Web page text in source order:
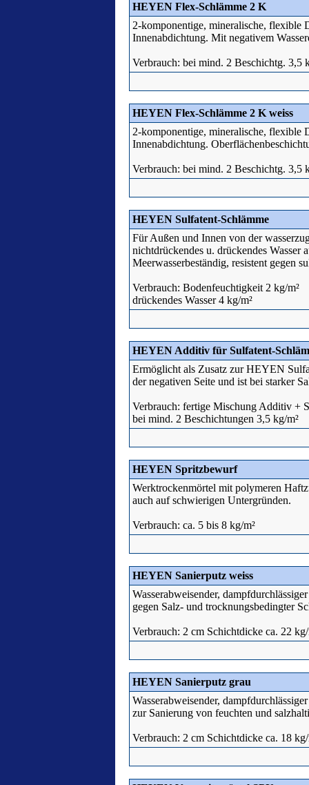
HEYEN Flex-Schlämme 2 K
2-komponentige, mineralische, flexible
Innenabdichtung. Mit negativem
Verbrauch: bei mind. 2 Beschichtg. 3,5
HEYEN Flex-Schlämme 2 K weiss
2-komponentige, mineralische, flexible
Innenabdichtung.
Verbrauch: bei mind. 2 Beschichtg. 3,5
HEYEN Sulfatent-Schlämme
Für Außen und Innen von der
nichtdrückendes u. drückendes Wasser
Meerwasserbeständig, resistent gegen
Verbrauch: Bodenfeuchtigkeit 2 kg/m²
drückendes Wasser 4 kg/m²
HEYEN Additiv für Sulfatent-
Ermöglicht als Zusatz zur HEYEN
der negativen Seite und ist bei starker
Verbrauch: fertige Mischung Additiv +
bei mind. 2 Beschichtungen 3,5 kg/m²
HEYEN Spritzbewurf
Werktrockenmörtel mit polymeren
auch auf schwierigen Untergründen.
Verbrauch: ca. 5 bis 8 kg/m²
HEYEN Sanierputz weiss
Wasserabweisender,
gegen Salz- und trocknungsbedingter
Verbrauch: 2 cm Schichtdicke ca. 22 kg/
HEYEN Sanierputz grau
Wasserabweisender,
zur Sanierung von feuchten und
Verbrauch: 2 cm Schichtdicke ca. 18 kg/